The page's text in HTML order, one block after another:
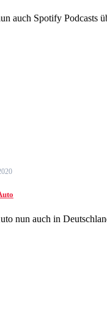
auch Spotify Podcasts
nun auch in